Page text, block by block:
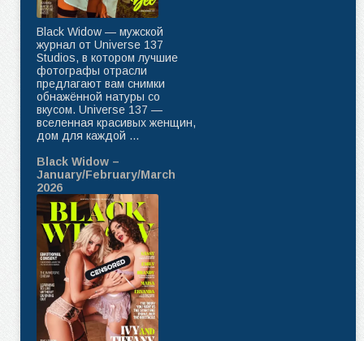
Black Widow — мужской
журнал от Universe 137
Studios, в котором лучшие
фотографы отрасли
предлагают вам снимки
обнажённой натуры со
вкусом. Universe 137 —
вселенная красивых женщин,
дом для каждой ...
Black Widow –
January/February/March
2026